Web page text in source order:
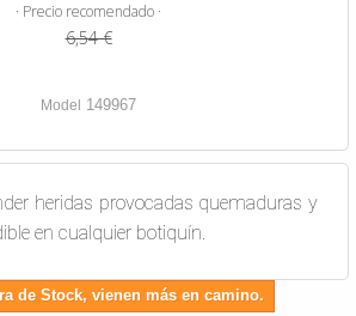
· Precio recomendado ·
6,54 €
Model 149967
heridas provocadas quemaduras y
en cualquier botiquín.
de Stock, vienen más en camino.